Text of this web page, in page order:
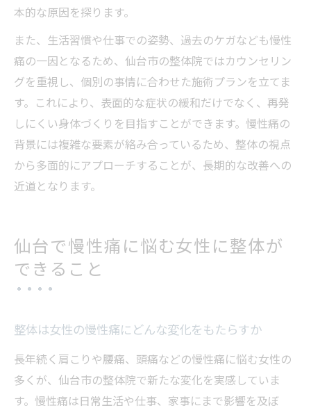
本的な原因を探ります。
また、生活習慣や仕事での姿勢、過去のケガなども慢性
痛の一因となるため、仙台市の整体院ではカウンセリン
グを重視し、個別の事情に合わせた施術プランを立てま
す。これにより、表面的な症状の緩和だけでなく、再発
しにくい身体づくりを目指すことができます。慢性痛の
背景には複雑な要素が絡み合っているため、整体の視点
から多面的にアプローチすることが、長期的な改善への
近道となります。
仙台で慢性痛に悩む女性に整体が
できること
整体は女性の慢性痛にどんな変化をもたらすか
長年続く肩こりや腰痛、頭痛などの慢性痛に悩む女性の
多くが、仙台市の整体院で新たな変化を実感していま
す。慢性痛は日常生活や仕事、家事にまで影響を及ぼ